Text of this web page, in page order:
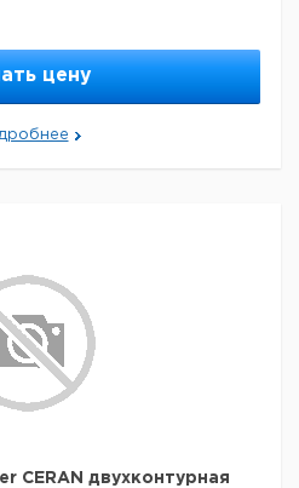
цену
CERAN двухконтурная